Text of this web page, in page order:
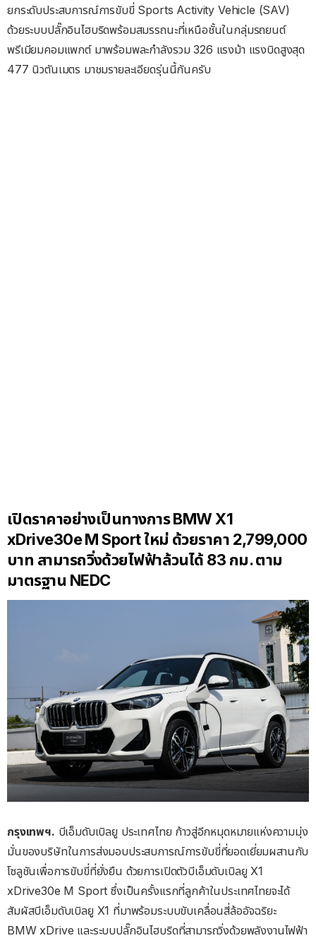
ยกระดับประสบการณ์การขับขี่ Sports Activity Vehicle (SAV)
ด้วยระบบปลั๊กอินไฮบริดพร้อมสมรรถนะที่เหนือชั้นในกลุ่มรถยนต์
พรีเมียมคอมแพกต์ มาพร้อมพละกำลังรวม 326 แรงม้า แรงบิดสูงสุด
477 นิวตันเมตร มาชมรายละเอียดรุ่นนี้กันครับ
เปิดราคาอย่างเป็นทางการ BMW X1
xDrive30e M Sport ใหม่ ด้วยราคา 2,799,000
บาท สามารถวิ่งด้วยไฟฟ้าล้วนได้ 83 กม. ตาม
มาตรฐาน NEDC
กรุงเทพฯ. บีเอ็มดับเบิลยู ประเทศไทย ก้าวสู่อีกหมุดหมายแห่งความมุ่ง
มั่นของบริษัทในการส่งมอบประสบการณ์การขับขี่ที่ยอดเยี่ยมผสานกับ
โซลูชันเพื่อการขับขี่ที่ยั่งยืน ด้วยการเปิดตัวบีเอ็มดับเบิลยู X1
xDrive30e M Sport ซึ่งเป็นครั้งแรกที่ลูกค้าในประเทศไทยจะได้
สัมผัสบีเอ็มดับเบิลยู X1 ที่มาพร้อมระบบขับเคลื่อนสี่ล้ออัจฉริยะ
BMW xDrive และระบบปลั๊กอินไฮบริดที่สามารถวิ่งด้วยพลังงานไฟฟ้า